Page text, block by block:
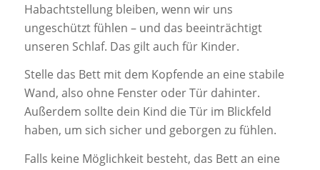
Habachtstellung bleiben, wenn wir uns
ungeschützt fühlen – und das beeinträchtigt
unseren Schlaf. Das gilt auch für Kinder.
Stelle das Bett mit dem Kopfende an eine stabile
Wand, also ohne Fenster oder Tür dahinter.
Außerdem sollte dein Kind die Tür im Blickfeld
haben, um sich sicher und geborgen zu fühlen.
Falls keine Möglichkeit besteht, das Bett an eine